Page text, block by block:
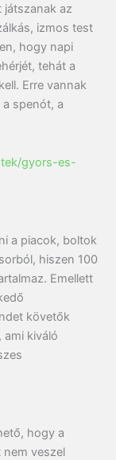
játszanak az
izmos test
hogy napi
tehát a
Erre vannak
a spenót, a
gyors-es-
a piacok, boltok
hiszen 100
Emellett
követők
ami kiváló
hogy a
veszel